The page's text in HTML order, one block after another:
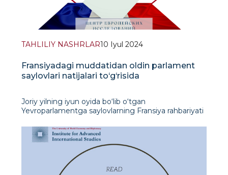
TAHLILIY NASHRLAR10 Iyul 2024
Fransiyadagi muddatidan oldin parlament
saylovlari natijalari to‘g‘risida
Joriy yilning iyun oyida bo‘lib o‘tgan
Yevroparlamentga saylovlarning Fransiya rahbariyati
Makron 31-iyun va 7-iyul kunlari ikki turda bo‘lib
o‘tgan muddatidan oldin parlament saylovlari
o‘tkazilishini e’lon qild